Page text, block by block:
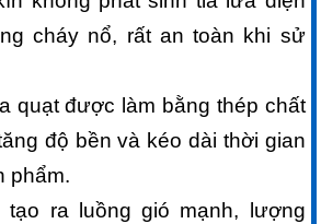
cháy nổ, rất an toàn khi sử
quạt được làm bằng thép chất
độ bền và kéo dài thời gian
phẩm.
tạo ra luồng gió mạnh, lượng